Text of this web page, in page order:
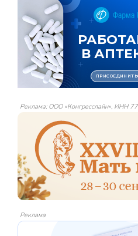
Реклама: ООО «Конгресслайн», ИНН
Реклама